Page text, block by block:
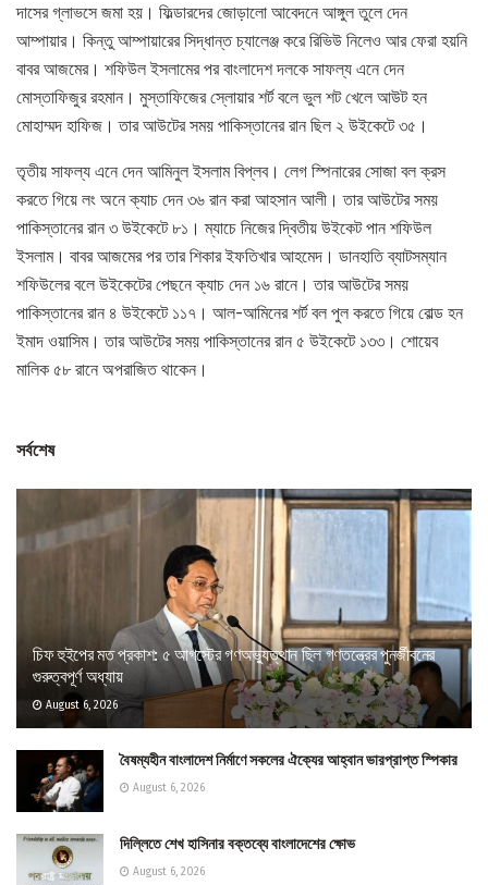
দাসের গ্লাভসে জমা হয়। ফিল্ডারদের জোড়ালো আবেদনে আঙ্গুল তুলে দেন
আম্পায়ার। কিন্তু আম্পায়ারের সিদ্ধান্ত চ্যালেঞ্জ করে রিভিউ নিলেও আর ফেরা হয়নি
বাবর আজমের। শফিউল ইসলামের পর বাংলাদেশ দলকে সাফল্য এনে দেন
মোস্তাফিজুর রহমান। মুস্তাফিজের স্লোয়ার শর্ট বলে ভুল শট খেলে আউট হন
মোহাম্মদ হাফিজ। তার আউটের সময় পাকিস্তানের রান ছিল ২ উইকেটে ৩৫।
তৃতীয় সাফল্য এনে দেন আমিনুল ইসলাম বিপ্লব। লেগ স্পিনারের সোজা বল ক্রস
করতে গিয়ে লং অনে ক্যাচ দেন ৩৬ রান করা আহসান আলী। তার আউটের সময়
পাকিস্তানের রান ৩ উইকেটে ৮১। ম্যাচে নিজের দ্বিতীয় উইকেট পান শফিউল
ইসলাম। বাবর আজমের পর তার শিকার ইফতিখার আহমেদ। ডানহাতি ব্যাটসম্যান
শফিউলের বলে উইকেটের পেছনে ক্যাচ দেন ১৬ রানে। তার আউটের সময়
পাকিস্তানের রান ৪ উইকেটে ১১৭। আল-আমিনের শর্ট বল পুল করতে গিয়ে বোল্ড হন
ইমাদ ওয়াসিম। তার আউটের সময় পাকিস্তানের রান ৫ উইকেটে ১৩৩। শোয়েব
মালিক ৫৮ রানে অপরাজিত থাকেন।
সর্বশেষ
চিফ হুইপের মত প্রকাশ: ৫ আগস্টের গণঅভ্যুত্থান ছিল গণতন্ত্রের পুনর্জীবনের
গুরুত্বপূর্ণ অধ্যায়
August 6, 2026
বৈষম্যহীন বাংলাদেশ নির্মাণে সকলের ঐক্যের আহ্বান ভারপ্রাপ্ত স্পিকার
August 6, 2026
দিল্লিতে শেখ হাসিনার বক্তব্যে বাংলাদেশের ক্ষোভ
August 6, 2026